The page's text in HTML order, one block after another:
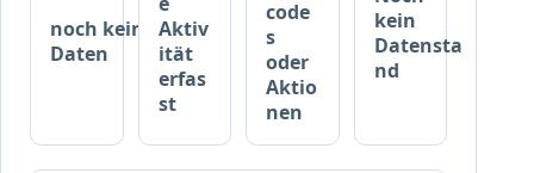
d
noch keine
Daten
Aktiv
ität
erfas
st
code
s
oder
Aktio
nen
kein
Datensta
nd